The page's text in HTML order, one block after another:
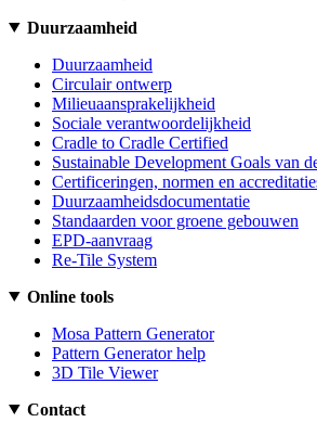
Duurzaamheid
Duurzaamheid
Circulair ontwerp
Milieuaansprakelijkheid
Sociale verantwoordelijkheid
Cradle to Cradle Certified
Sustainable Development Goals van
Certificeringen, normen en
Duurzaamheidsdocumentatie
Standaarden voor groene gebouwen
EPD-aanvraag
Re-Tile System
Online tools
Mosa Pattern Generator
Pattern Generator help
3D Tile Viewer
Contact